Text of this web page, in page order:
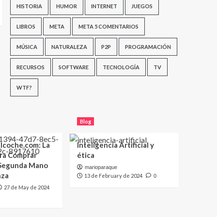
HISTORIA HUMOR INTERNET JUEGOS
LIBROS META META 5 COMENTARIOS
MÚSICA NATURALEZA P2P PROGRAMACIÓN
RECURSOS SOFTWARE TECNOLOGÍA TV
WTF?
La
Comprar
Mano
27 de May de 2024
Blog
Inteligencia Artificial y
ética
marioparaque
13 de February de 2024 0